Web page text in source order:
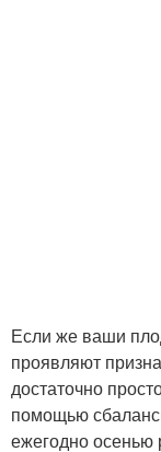
Если же ваши
проявляют
достаточно
помощью
ежегодно осенью